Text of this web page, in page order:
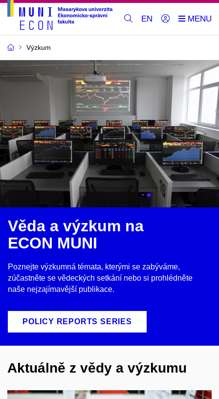
EN
Výzkum
Věda a výzkum na
ECON MUNI
Poznejte výzkumná témata, kterými se zabýváme,
zúčastněte se vědeckých setkání nebo si prohlédněte
naše nejzajímavější publikace.
POLICY REPORTS SERIES
Aktuálně z vědy a výzkumu